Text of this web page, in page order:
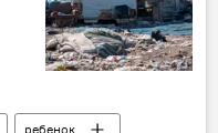
ребенок